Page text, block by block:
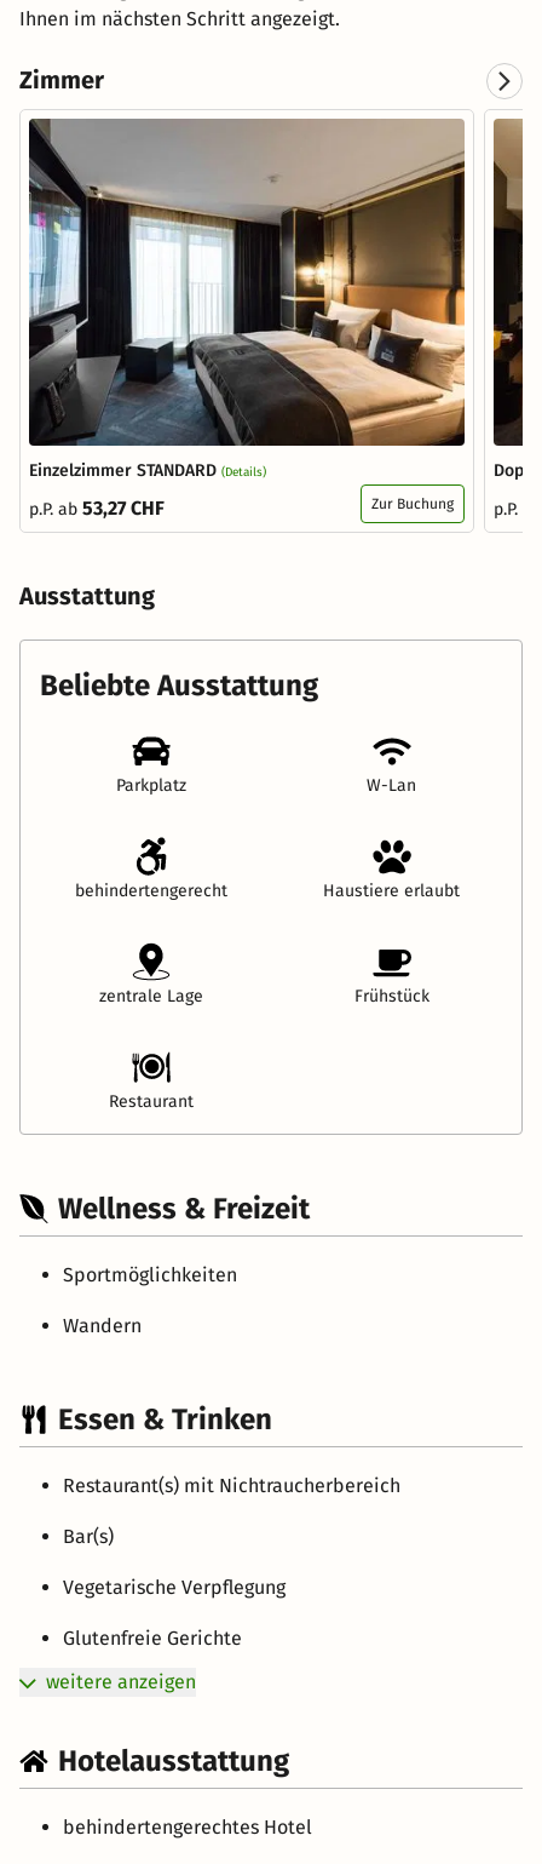
Ihnen im nächsten Schritt angezeigt.
Zimmer
Einzelzimmer STANDARD (Details)
p.P. ab 53,27 CHF Zur Buchung
p.P.
Ausstattung
Beliebte Ausstattung
Parkplatz W-Lan
behindertengerecht Haustiere erlaubt
zentrale Lage Frühstück
Restaurant
Wellness & Freizeit
Sportmöglichkeiten
Wandern
Essen & Trinken
Restaurant(s) mit Nichtraucherbereich
Bar(s)
Vegetarische Verpflegung
Glutenfreie Gerichte
weitere anzeigen
Hotelausstattung
behindertengerechtes Hotel